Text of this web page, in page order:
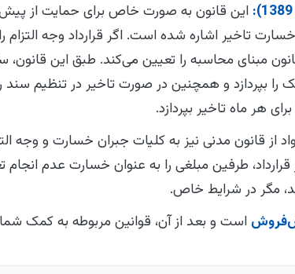
این قانون به صورت خاص برای حمایت از
آن، به موضوع خسارت تاخیر اشاره شده است. اگر قرارداد وجه
مبنای محاسبه را تعیین می‌کند. طبق این قانون،
را بپردازد و همچنین در صورت تاخیر در تنظیم
هر ماه تاخیر بپردازد.
از قانون مدنی نیز به کلیات جبران خسارت و وجه
قرارداد، طرفین مبلغی را به عنوان خسارت عدم
مگر در شرایط خاص.
است و بعد از آن، قوانین مربوطه به کمک